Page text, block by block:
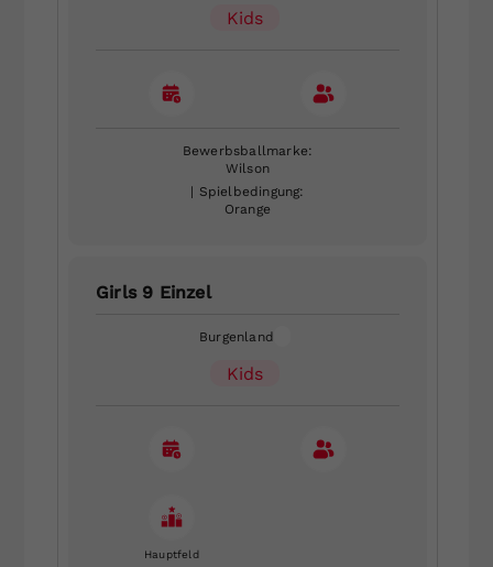
Kids
Bewerbsballmarke:
Wilson
| Spielbedingung:
Orange
Girls 9 Einzel
Burgenland
Kids
Hauptfeld